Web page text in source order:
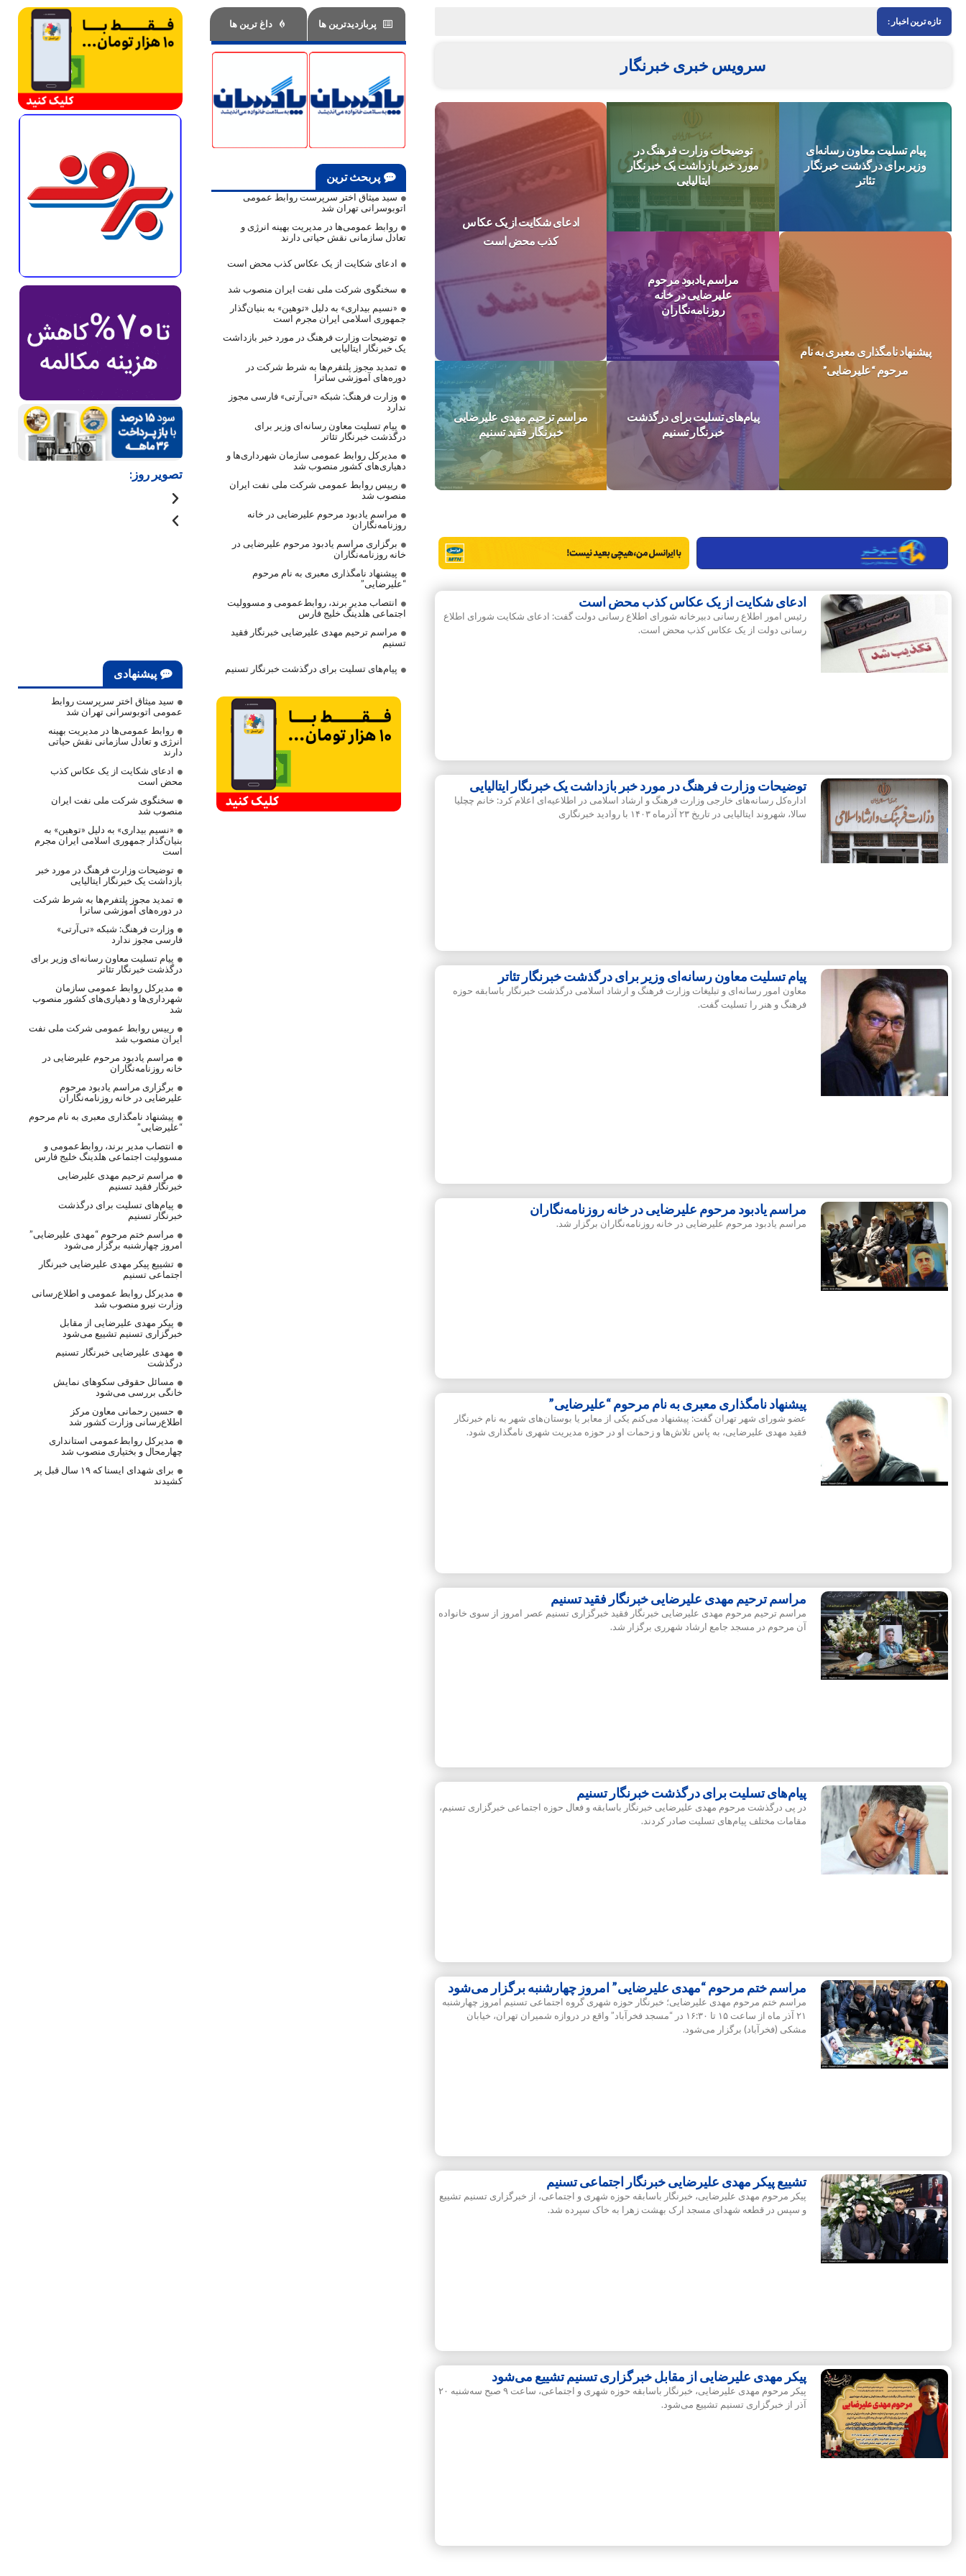
تازه ترین اخبار :
سرویس خبری خبرنگار
ادعای شکایت از یک عکاس
کذب محض است
توضیحات وزارت فرهنگ در
مورد خبر بازداشت یک خبرنگار
ایتالیایی
پیام تسلیت معاون رسانه‌ای
وزیر برای درگذشت خبرنگار
تئاتر
مراسم یادبود مرحوم
علیرضایی در خانه
روزنامه‌نگاران
پیشنهاد نامگذاری معبری به نام
مرحوم “علیرضایی”
مراسم ترحیم مهدی علیرضایی
خبرنگار فقید تسنیم
پیام‌های تسلیت برای درگذشت
خبرنگار تسنیم
ادعای شکایت از یک عکاس کذب محض است
رئیس امور اطلاع رسانی دبیرخانه شورای اطلاع رسانی دولت گفت: ادعای شکایت شورای اطلاع
رسانی دولت از یک عکاس کذب محض است.
توضیحات وزارت فرهنگ در مورد خبر بازداشت یک خبرنگار ایتالیایی
اداره‌کل رسانه‌های خارجی وزارت فرهنگ و ارشاد اسلامی در اطلاعیه‌ای اعلام کرد: خانم چچلیا
سالا، شهروند ایتالیایی در تاریخ ۲۳ آذرماه ۱۴۰۳ با روادید خبرنگاری
پیام تسلیت معاون رسانه‌ای وزیر برای درگذشت خبرنگار تئاتر
معاون امور رسانه‌ای و تبلیغات وزارت فرهنگ و ارشاد اسلامی درگذشت خبرنگار باسابقه حوزه
فرهنگ و هنر را تسلیت گفت.
مراسم یادبود مرحوم علیرضایی در خانه روزنامه‌نگاران
مراسم یادبود مرحوم علیرضایی در خانه روزنامه‌نگاران برگزار شد.
پیشنهاد نامگذاری معبری به نام مرحوم “علیرضایی”
عضو شورای شهر تهران گفت: پیشنهاد می‌کنم یکی از معابر یا بوستان‌های شهر به نام خبرنگار
فقید مهدی علیرضایی، به پاس تلاش‌ها و زحمات او در حوزه مدیریت شهری نامگذاری شود.
مراسم ترحیم مهدی علیرضایی خبرنگار فقید تسنیم
مراسم ترحیم مرحوم مهدی علیرضایی خبرنگار فقید خبرگزاری تسنیم عصر امروز از سوی خانواده
آن مرحوم در مسجد جامع ارشاد شهرری برگزار شد.
پیام‌های تسلیت برای درگذشت خبرنگار تسنیم
در پی درگذشت مرحوم مهدی علیرضایی خبرنگار باسابقه و فعال حوزه اجتماعی خبرگزاری تسنیم،
مقامات مختلف پیام‌های تسلیت صادر کردند.
مراسم ختم مرحوم “مهدی علیرضایی” امروز چهارشنبه برگزار می‌شود
مراسم ختم مرحوم مهدی علیرضایی؛ خبرنگار حوزه شهری گروه اجتماعی تسنیم امروز چهارشنبه
۲۱ آذر ماه از ساعت ۱۵ تا ۱۶:۳۰ در “مسجد فخرآباد” واقع در دروازه شمیران تهران، خیابان
مشکی (فخرآباد) برگزار می‌شود.
تشییع پیکر مهدی علیرضایی خبرنگار اجتماعی تسنیم
پیکر مرحوم مهدی علیرضایی، خبرنگار باسابقه حوزه شهری و اجتماعی، از خبرگزاری تسنیم تشییع
و سپس در قطعه شهدای مسجد ارک بهشت زهرا به خاک سپرده شد.
پیکر مهدی علیرضایی از مقابل خبرگزاری تسنیم تشییع می‌شود
پیکر مرحوم مهدی علیرضایی، خبرنگار باسابقه حوزه شهری و اجتماعی، ساعت ۹ صبح سه‌شنبه ۲۰
آذر از خبرگزاری تسنیم تشییع می‌شود.
پربازدیدترین ها داغ ترین ها
پربحث ترین
سید میثاق اختر سرپرست روابط عمومی
اتوبوسرانی تهران شد
روابط عمومی‌ها در مدیریت بهینه انرژی و
تعادل سازمانی نقش حیاتی دارند
ادعای شکایت از یک عکاس کذب محض است
سخنگوی شرکت ملی نفت ایران منصوب شد
«نسیم بیداری» به دلیل «توهین» به بنیان‌گذار
جمهوری اسلامی ایران مجرم است
توضیحات وزارت فرهنگ در مورد خبر بازداشت
یک خبرنگار ایتالیایی
تمدید مجوز پلتفرم‌ها به شرط شرکت در
دوره‌های آموزشی ساترا
وزارت فرهنگ: شبکه «تی‌آرتی» فارسی مجوز
ندارد
پیام تسلیت معاون رسانه‌ای وزیر برای
درگذشت خبرنگار تئاتر
مدیرکل روابط عمومی سازمان شهرداری‌ها و
دهیاری‌های کشور منصوب شد
رییس روابط عمومی شرکت ملی نفت ایران
منصوب شد
مراسم یادبود مرحوم علیرضایی در خانه
روزنامه‌نگاران
برگزاری مراسم یادبود مرحوم علیرضایی در
خانه روزنامه‌نگاران
پیشنهاد نامگذاری معبری به نام مرحوم
“علیرضایی”
انتصاب مدیر برند، روابط‌عمومی و مسوولیت
اجتماعی هلدینگ خلیج فارس
مراسم ترحیم مهدی علیرضایی خبرنگار فقید
تسنیم
پیام‌های تسلیت برای درگذشت خبرنگار تسنیم
تصویر روز:
پیشنهادی
سید میثاق اختر سرپرست روابط
عمومی اتوبوسرانی تهران شد
روابط عمومی‌ها در مدیریت بهینه
انرژی و تعادل سازمانی نقش حیاتی
دارند
ادعای شکایت از یک عکاس کذب
محض است
سخنگوی شرکت ملی نفت ایران
منصوب شد
«نسیم بیداری» به دلیل «توهین» به
بنیان‌گذار جمهوری اسلامی ایران مجرم
است
توضیحات وزارت فرهنگ در مورد خبر
بازداشت یک خبرنگار ایتالیایی
تمدید مجوز پلتفرم‌ها به شرط شرکت
در دوره‌های آموزشی ساترا
وزارت فرهنگ: شبکه «تی‌آرتی»
فارسی مجوز ندارد
پیام تسلیت معاون رسانه‌ای وزیر برای
درگذشت خبرنگار تئاتر
مدیرکل روابط عمومی سازمان
شهرداری‌ها و دهیاری‌های کشور منصوب
شد
رییس روابط عمومی شرکت ملی نفت
ایران منصوب شد
مراسم یادبود مرحوم علیرضایی در
خانه روزنامه‌نگاران
برگزاری مراسم یادبود مرحوم
علیرضایی در خانه روزنامه‌نگاران
پیشنهاد نامگذاری معبری به نام مرحوم
“علیرضایی”
انتصاب مدیر برند، روابط‌عمومی و
مسوولیت اجتماعی هلدینگ خلیج فارس
مراسم ترحیم مهدی علیرضایی
خبرنگار فقید تسنیم
پیام‌های تسلیت برای درگذشت
خبرنگار تسنیم
مراسم ختم مرحوم “مهدی علیرضایی”
امروز چهارشنبه برگزار می‌شود
تشییع پیکر مهدی علیرضایی خبرنگار
اجتماعی تسنیم
مدیرکل روابط عمومی و اطلاع‌رسانی
وزارت نیرو منصوب شد
پیکر مهدی علیرضایی از مقابل
خبرگزاری تسنیم تشییع می‌شود
مهدی علیرضایی خبرنگار تسنیم
درگذشت
مسائل حقوقی سکوهای نمایش
خانگی بررسی می‌شود
حسین رحمانی معاون مرکز
اطلاع‌رسانی وزارت کشور شد
مدیرکل روابط‌عمومی استانداری
چهارمحال و بختیاری منصوب شد
برای شهدای ایسنا که ۱۹ سال قبل پر
کشیدند